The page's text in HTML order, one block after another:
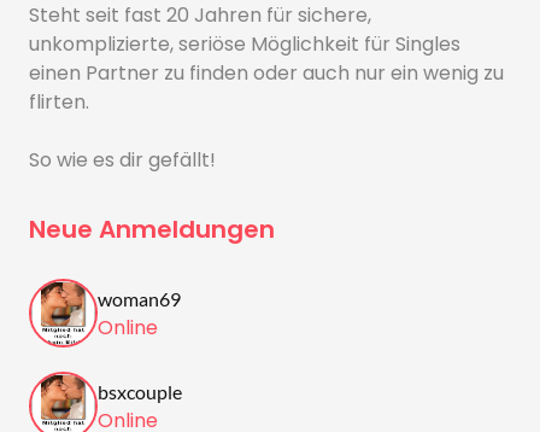
Steht seit fast 20 Jahren für sichere,
unkomplizierte, seriöse Möglichkeit für Singles
einen Partner zu finden oder auch nur ein wenig zu
flirten.
So wie es dir gefällt!
Neue Anmeldungen
woman69
Online
bsxcouple
Online